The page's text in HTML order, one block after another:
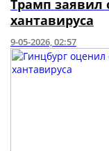
Трамп заявил
хантавируса
9-05-2026, 02:57